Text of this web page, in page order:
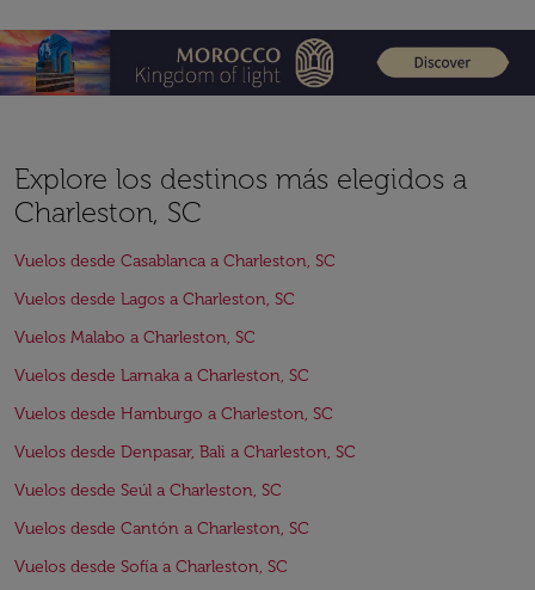
Explore los destinos más elegidos a
Charleston, SC
Vuelos desde Casablanca a Charleston, SC
Vuelos desde Lagos a Charleston, SC
Vuelos Malabo a Charleston, SC
Vuelos desde Larnaka a Charleston, SC
Vuelos desde Hamburgo a Charleston, SC
Vuelos desde Denpasar, Bali a Charleston, SC
Vuelos desde Seúl a Charleston, SC
Vuelos desde Cantón a Charleston, SC
Vuelos desde Sofía a Charleston, SC